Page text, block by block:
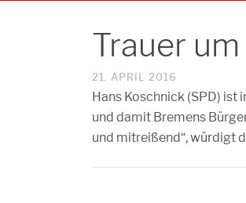
Trauer
21. APRIL 2016
Hans Koschnick (SPD) ist
und damit Bremens
und mitreißend“, würdigt